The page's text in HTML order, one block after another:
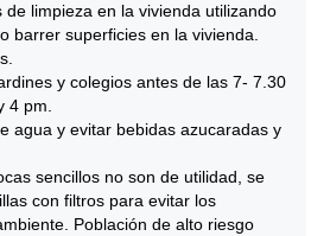
de limpieza en la vivienda utilizando
barrer superficies en la vivienda.
y colegios antes de las 7- 7.30
4 pm.
agua y evitar bebidas azucaradas y
sencillos no son de utilidad, se
con filtros para evitar los
Población de alto riesgo